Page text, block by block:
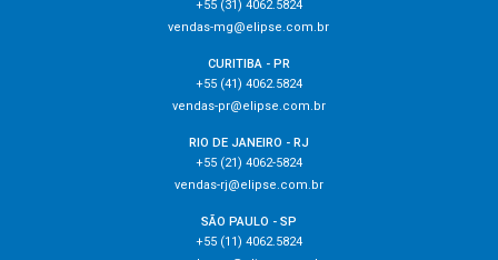
+55 (31) 4062.5824
vendas-mg@elipse.com.br
CURITIBA - PR
+55 (41) 4062.5824
vendas-pr@elipse.com.br
RIO DE JANEIRO - RJ
+55 (21) 4062-5824
vendas-rj@elipse.com.br
SÃO PAULO - SP
+55 (11) 4062.5824